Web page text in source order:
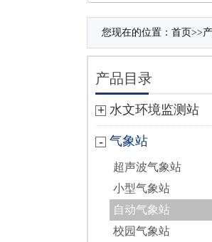
您现在的位置： 首页>>
产品目录
水文环境监测站
气象站
超声波气象站
小型气象站
自动气象站
校园气象站